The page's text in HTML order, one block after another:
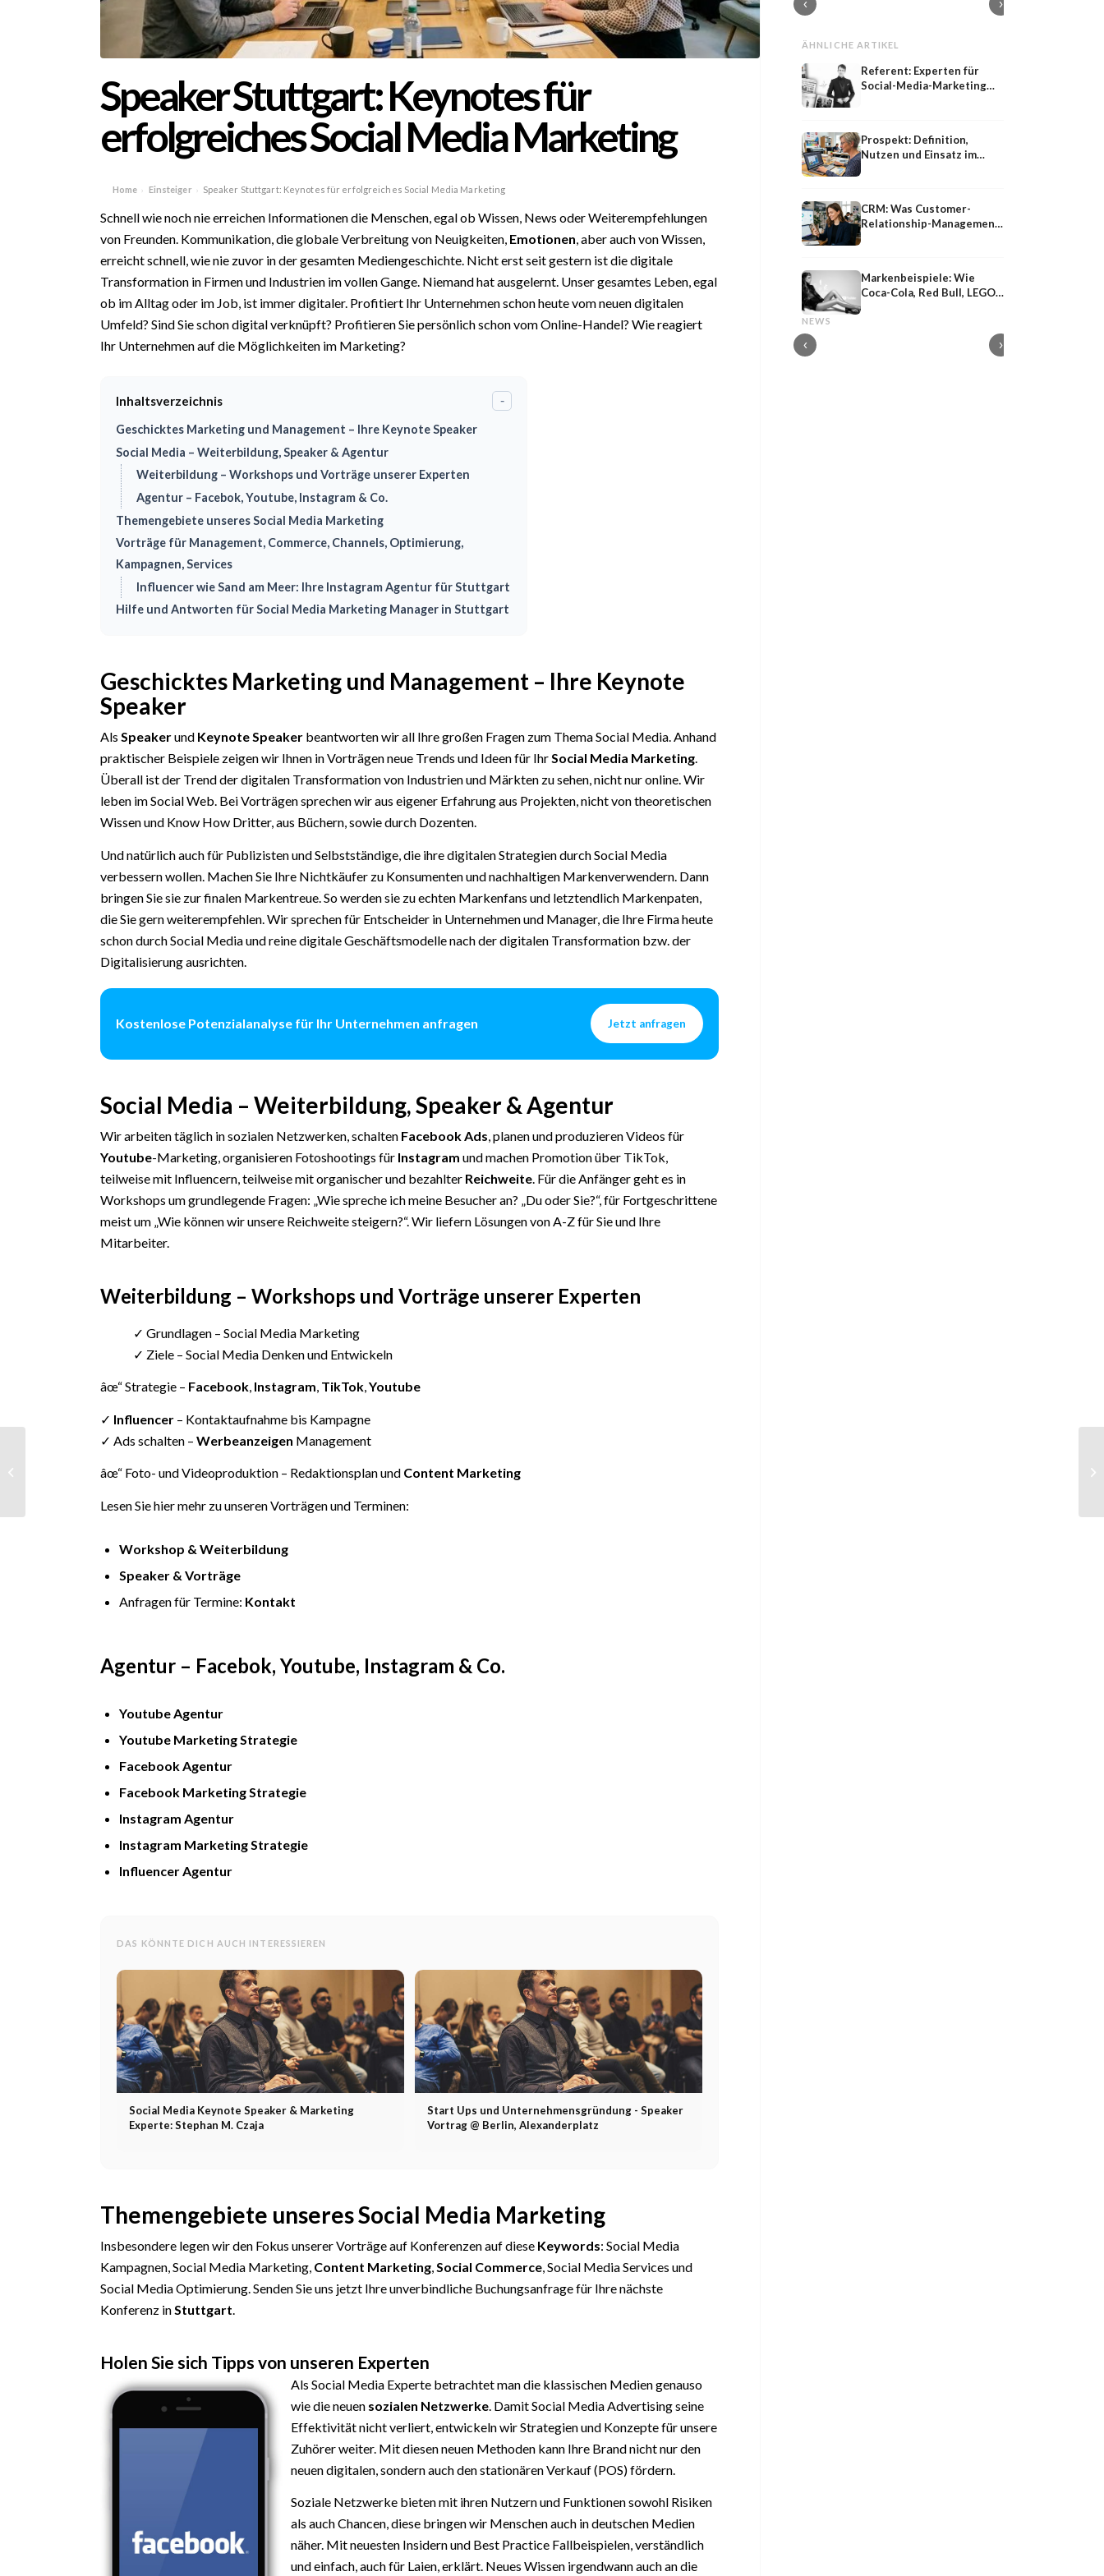
Speaker Stuttgart: Keynotes für
erfolgreiches Social Media Marketing
Home › Einsteiger › Speaker Stuttgart: Keynotes für erfolgreiches Social Media Marketing
Schnell wie noch nie erreichen Informationen die Menschen, egal ob Wissen, News oder Weiterempfehlungen
von Freunden. Kommunikation, die globale Verbreitung von Neuigkeiten, Emotionen , aber auch von Wissen,
erreicht schnell, wie nie zuvor in der gesamten Mediengeschichte. Nicht erst seit gestern ist die digitale
Transformation in Firmen und Industrien im vollen Gange. Niemand hat ausgelernt. Unser gesamtes Leben, egal
ob im Alltag oder im Job, ist immer digitaler. Profitiert Ihr Unternehmen schon heute vom neuen digitalen
Umfeld? Sind Sie schon digital verknüpft? Profitieren Sie persönlich schon vom Online-Handel? Wie reagiert
Ihr Unternehmen auf die Möglichkeiten im Marketing?
Inhaltsverzeichnis -
Geschicktes Marketing und Management – Ihre Keynote Speaker
Social Media – Weiterbildung, Speaker & Agentur
Weiterbildung – Workshops und Vorträge unserer Experten
Agentur – Facebok, Youtube, Instagram & Co.
Themengebiete unseres Social Media Marketing
Vorträge für Management, Commerce, Channels, Optimierung,
Kampagnen, Services
Influencer wie Sand am Meer: Ihre Instagram Agentur für Stuttgart
Hilfe und Antworten für Social Media Marketing Manager in Stuttgart
Geschicktes Marketing und Management – Ihre Keynote
Speaker
Als Speakerund Keynote Speaker beantworten wir all Ihre großen Fragen zum Thema Social Media. Anhand
praktischer Beispiele zeigen wir Ihnen in Vorträgen neue Trends und Ideen für IhrSocial Media Marketing.
Überall ist der Trend der digitalen Transformation von Industrien und Märkten zu sehen, nicht nur online. Wir
leben im Social Web. Bei Vorträgen sprechen wir aus eigener Erfahrung aus Projekten, nicht von theoretischen
Wissen und Know How Dritter, aus Büchern, sowie durch Dozenten.
Und natürlich auch für Publizisten und Selbstständige, die ihre digitalen Strategien durch Social Media
verbessern wollen. Machen Sie Ihre Nichtkäufer zu Konsumenten und nachhaltigen Markenverwendern. Dann
bringen Sie sie zur finalen Markentreue. So werden sie zu echten Markenfans und letztendlich Markenpaten,
die Sie gern weiterempfehlen. Wir sprechen für Entscheider in Unternehmen und Manager, die Ihre Firma heute
schon durch Social Media und reine digitale Geschäftsmodelle nach der digitalen Transformation bzw. der
Digitalisierung ausrichten.
Kostenlose Potenzialanalyse für Ihr Unternehmen anfragen Jetzt anfragen
Social Media – Weiterbildung, Speaker & Agentur
Wir arbeiten täglich in sozialen Netzwerken, schalten Facebook Ads , planen und produzieren Videos für
Youtube-Marketing, organisieren Fotoshootings für Instagram und machen Promotion über TikTok,
teilweise mit Influencern, teilweise mit organischer und bezahlter Reichweite . Für die Anfänger geht es in
Workshops um grundlegende Fragen: „Wie spreche ich meine Besucher an? „Du oder Sie?“, für Fortgeschrittene
meist um „Wie können wir unsere Reichweite steigern?“. Wir liefern Lösungen von A-Z für Sie und Ihre
Mitarbeiter.
Weiterbildung – Workshops und Vorträge unserer Experten
✓ Grundlagen – Social Media Marketing
✓ Ziele – Social Media Denken und Entwickeln
âœ“ Strategie – Facebook, Instagram, TikTok,Youtube
✓ Influencer – Kontaktaufnahme bis Kampagne
✓ Ads schalten – Werbeanzeigen Management
âœ“ Foto- und Videoproduktion – Redaktionsplan und Content Marketing
Lesen Sie hier mehr zu unseren Vorträgen und Terminen:
Workshop & Weiterbildung
Speaker & Vorträge
Anfragen für Termine: Kontakt
Agentur – Facebok, Youtube, Instagram & Co.
Youtube Agentur
Youtube Marketing Strategie
Facebook Agentur
Facebook Marketing Strategie
Instagram Agentur
Instagram Marketing Strategie
Influencer Agentur
DAS KÖNNTE DICH AUCH INTERESSIEREN
Social Media Keynote Speaker & Marketing
Experte: Stephan M. Czaja
Start Ups und Unternehmensgründung - Speaker
Vortrag @ Berlin, Alexanderplatz
Themengebiete unseres Social Media Marketing
Insbesondere legen wir den Fokus unserer Vorträge auf Konferenzen auf diese Keywords: Social Media
Kampagnen, Social Media Marketing, Content Marketing Social Commerce , Social Media Services und
Social Media Optimierung. Senden Sie uns jetzt Ihre unverbindliche Buchungsanfrage für Ihre nächste
Konferenz in Stuttgart
Holen Sie sich Tipps von unseren Experten
Als Social Media Experte betrachtet man die klassischen Medien genauso
wie die neuen sozialen Netzwerke . Damit Social Media Advertising seine
Effektivität nicht verliert, entwickeln wir Strategien und Konzepte für unsere
Zuhörer weiter. Mit diesen neuen Methoden kann Ihre Brand nicht nur den
neuen digitalen, sondern auch den stationären Verkauf (POS) fördern.
Soziale Netzwerke bieten mit ihren Nutzern und Funktionen sowohl Risiken
als auch Chancen, diese bringen wir Menschen auch in deutschen Medien
näher. Mit neuesten Insidern und Best Practice Fallbeispielen, verständlich
und einfach, auch für Laien, erklärt. Neues Wissen irgendwann auch an die
‹ ›
ÄHNLICHE ARTIKEL
Referent: Experten für
Social-Media-Marketing
Prospekt: Definition,
Nutzen und Einsatz im
CRM: Was Customer-
Relationship-Management
Markenbeispiele: Wie
Coca-Cola, Red Bull, LEGO
NEWS
‹
Shared
Shared Media: Definition, Bedeutung und
›
Influencer Agentur
Report München